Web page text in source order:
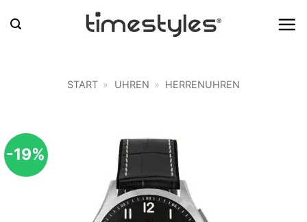
Inhalt
START » UHREN » HERRENUHREN
-19%